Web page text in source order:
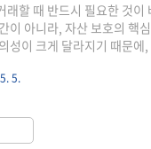
래할 때 반드시 필요한 것
이 아니라, 자산 보호의 핵
성이 크게 달라지기 때문
상태로 실시간 거래에 편
수준사용 난이도모바일 지
저 지갑웹 브라우저 확장 프
5.